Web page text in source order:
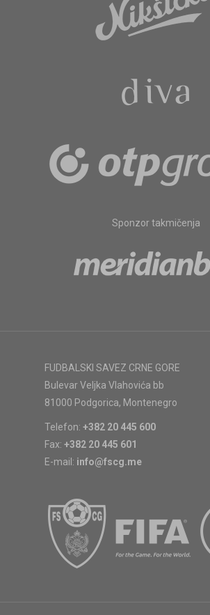
Sponzor takmičenja
FUDBALSKI SAVEZ CRNE GORE
Bulevar Veljka Vlahovića bb
81000 Podgorica, Montenegro
Telefon: +382 20 445 600
Fax: +382 20 445 601
E-mail: info@fscg.me